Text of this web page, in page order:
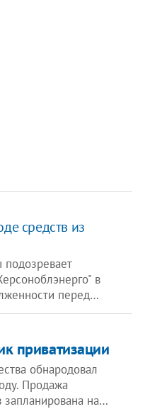
средств из
в
перед…
приватизации
обнародовал
Продажа
запланирована на…